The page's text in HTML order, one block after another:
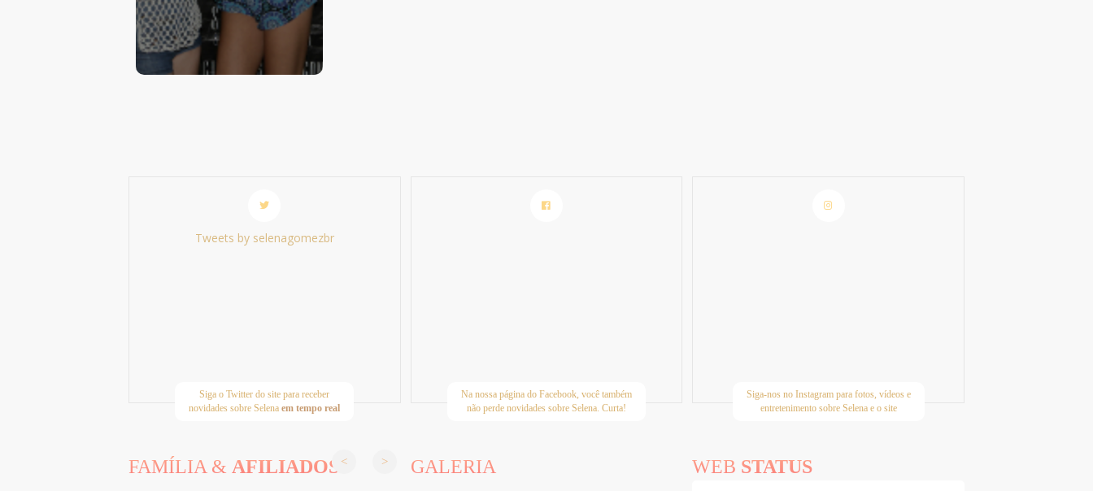
Tweets by selenagomezbr
Siga o Twitter do site para receber
novidades sobre Selenaem tempo real
Na nossa página do Facebook, você também
não perde novidades sobre Selena. Curta!
Siga-nos no Instagram para fotos, vídeos e
entretenimento sobre Selena e o site
FAMÍLIA & AFILIADOS GALERIA WEB STATUS